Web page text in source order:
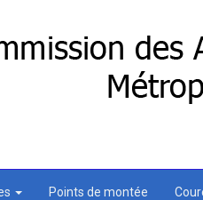
Points de montée